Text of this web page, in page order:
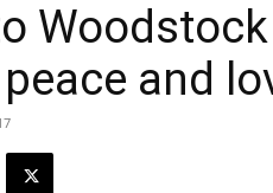
and